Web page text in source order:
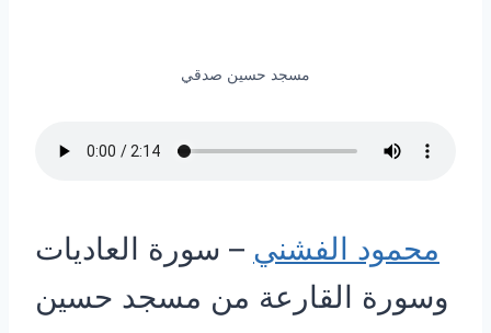
مسجد حسين صدقي
محمود الفشني – سورة العاديات
وسورة القارعة من مسجد حسين